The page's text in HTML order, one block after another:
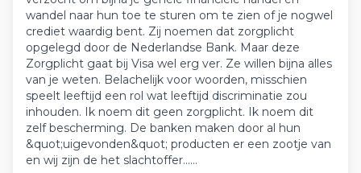
wandel naar hun toe te sturen om te zien of je nogwel
crediet waardig bent. Zij noemen dat zorgplicht
opgelegd door de Nederlandse Bank. Maar deze
Zorgplicht gaat bij Visa wel erg ver. Ze willen bijna alles
van je weten. Belachelijk voor woorden, misschien
speelt leeftijd een rol wat leeftijd discriminatie zou
inhouden. Ik noem dit geen zorgplicht. Ik noem dit
zelf bescherming. De banken maken door al hun
&quot;uigevonden&quot; producten er een zootje van
en wij zijn de het slachtoffer......